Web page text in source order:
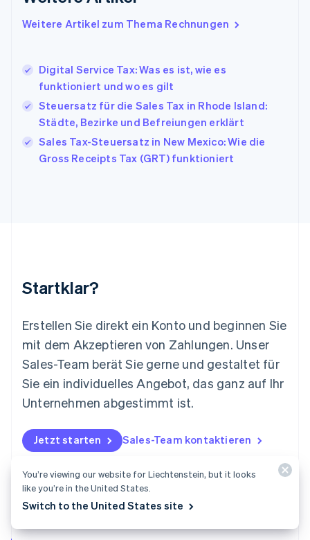
Weitere Artikel zum Thema Rechnungen
Digital Service Tax: Was es ist, wie es
funktioniert und wo es gilt
Steuersatz für die Sales Tax in Rhode Island:
Städte, Bezirke und Befreiungen erklärt
Sales Tax-Steuersatz in New Mexico: Wie die
Gross Receipts Tax (GRT) funktioniert
Startklar?
Erstellen Sie direkt ein Konto und beginnen Sie
mit dem Akzeptieren von Zahlungen. Unser
Sales-Team berät Sie gerne und gestaltet für
Sie ein individuelles Angebot, das ganz auf Ihr
Unternehmen abgestimmt ist.
Jetzt starten Sales-Team kontaktieren
Irland
Italiano English
Japan
Kanada
EnglishFrançais
Kroatien
English Italiano
English简体中文
English
Mexiko
Español English
Neuseeland
English
NederlandsEnglish
English
Österreich
Polen
English
Portugal
Rumänien
You’re viewing our website for Liechtenstein, but it looks
like you’re in the United States.
Switch to the United States site